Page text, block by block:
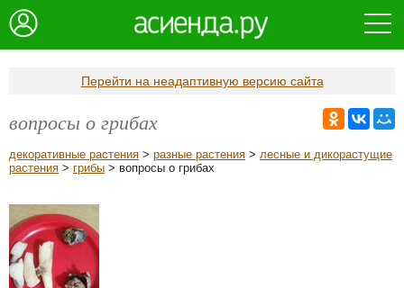
Перейти на неадаптивную версию сайта
вопросы о грибах
декоративные растения > разные растения > лесные и дикорастущие
растения > грибы > вопросы о грибах